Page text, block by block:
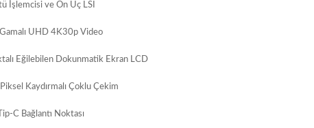
İşlemcisi ve Ön Uç LSI
UHD 4K30p Video
Eğilebilen Dokunmatik Ekran LCD
Kaydırmalı Çoklu Çekim
C Bağlantı Noktası